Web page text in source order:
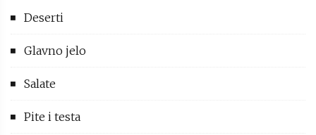
Deserti
Glavno jelo
Salate
Pite i testa